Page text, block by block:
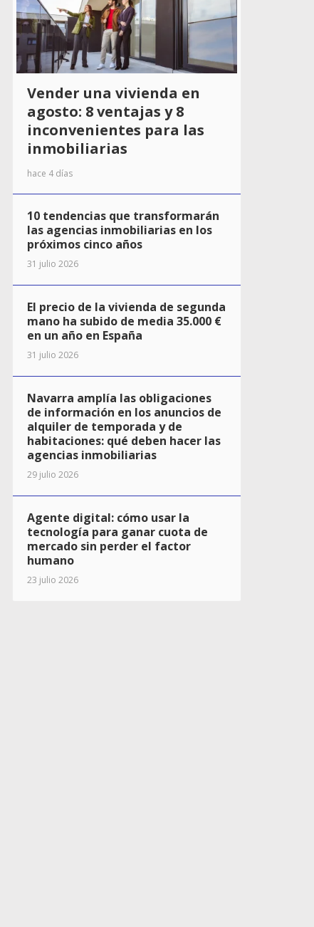
Vender una vivienda en
agosto: 8 ventajas y 8
inconvenientes para las
inmobiliarias
hace 4 días
10 tendencias que transformarán
las agencias inmobiliarias en los
próximos cinco años
31 julio 2026
El precio de la vivienda de segunda
mano ha subido de media 35.000 €
en un año en España
31 julio 2026
Navarra amplía las obligaciones
de información en los anuncios de
alquiler de temporada y de
habitaciones: qué deben hacer las
agencias inmobiliarias
29 julio 2026
Agente digital: cómo usar la
tecnología para ganar cuota de
mercado sin perder el factor
humano
23 julio 2026